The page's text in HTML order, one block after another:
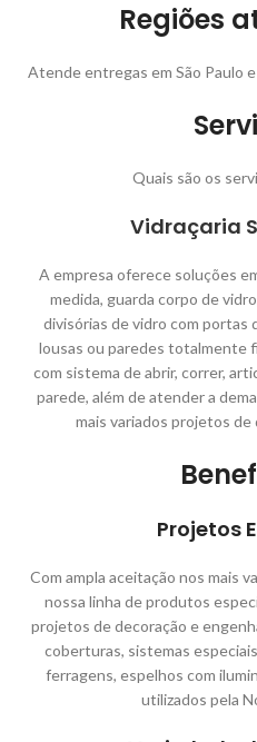
Regiões
Atende entregas em São Paulo
Quais são os
Vidraçaria
A empresa oferece soluções
medida, guarda corpo de
divisórias de vidro com portas
lousas ou paredes totalmente
com sistema de abrir, correr,
parede, além de atender a
mais variados projetos de
Projetos
Com ampla aceitação nos mais
nossa linha de produtos
projetos de decoração e
coberturas, sistemas
ferragens, espelhos com
utilizados pela